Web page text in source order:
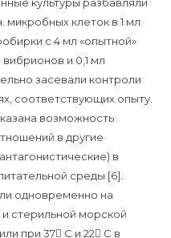
микробных клеток в 1 мл
с 4 мл «опытной»
и 0,1 мл
засевали контроли
соответствующих опыту.
возможность
в другие
в
среды [6].
одновременно на
стерильной морской
при 37 С и 22 С в